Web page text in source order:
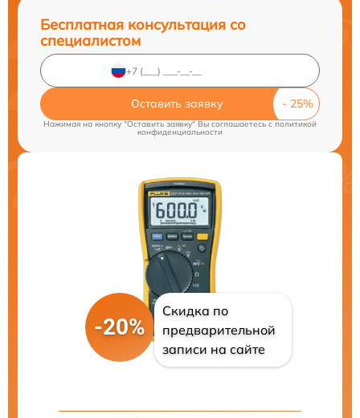
Бесплатная консультация со
специалистом
Оставить заявку
Нажимая на кнопку "Оставить заявку" Вы соглашаетесь cполитикой
конфиденциальности
-20%
Скидка по
предварительной
записи на сайте